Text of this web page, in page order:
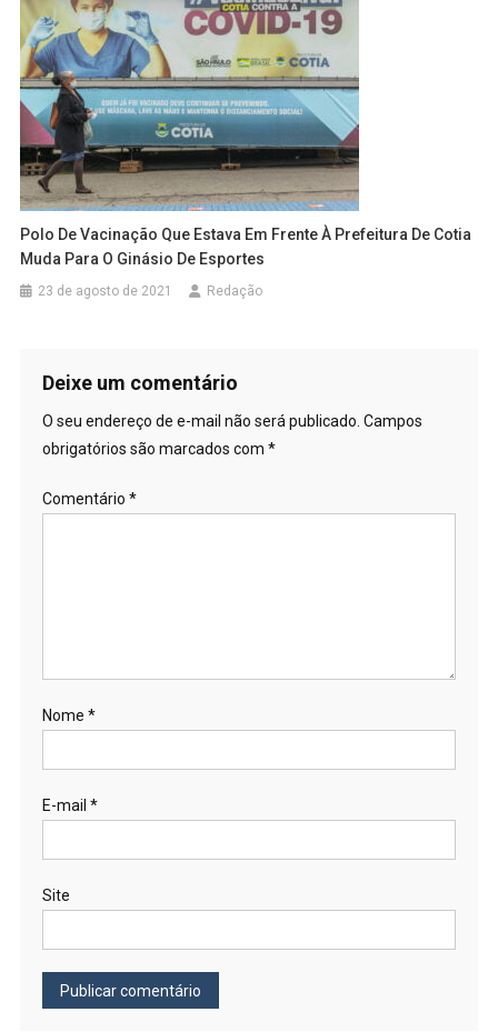
Polo De Vacinação Que Estava Em Frente À Prefeitura De Cotia
Muda Para O Ginásio De Esportes
23 de agosto de 2021 Redação
Deixe um comentário
O seu endereço de e-mail não será publicado. Campos
obrigatórios são marcados com *
Comentário *
Nome *
E-mail *
Site